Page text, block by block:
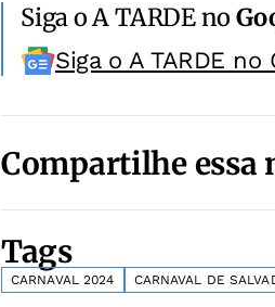
Siga o A TARDE no
Siga o A TARDE
Compartilhe essa
Tags
CARNAVAL 2024 CARNAVAL DE